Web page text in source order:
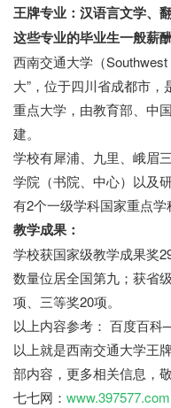
王牌专业：汉语言文学、
这些专业的毕业生一般薪
西南交通大学（
大”，位于四川省成都市
重点大学，由教育部、中
建。
学校有犀浦、九里、峨眉
学院（书院、中心）以及
有2个一级学科国家重点学
教学成果：
学校获国家级教学成果奖
数量位居全国第九；获省
项、三等奖20项。
以上内容参考： 百度百
以上就是西南交通大学王
部内容，更多相关信息，
七七网： www.397577.com